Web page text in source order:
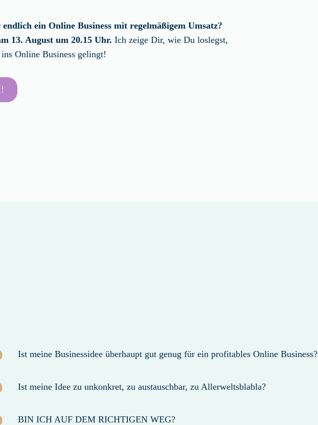
ein Online Business mit regelmäßigem Umsatz?
13. August um 20.15 Uhr. Ich zeige Dir, wie Du loslegst,
Online Business gelingt!
Ist meine Businessidee überhaupt gut genug für ein profitables Online Business?
Ist meine Idee zu unkonkret, zu austauschbar, zu Allerweltsblabla?
BIN ICH AUF DEM RICHTIGEN WEG?